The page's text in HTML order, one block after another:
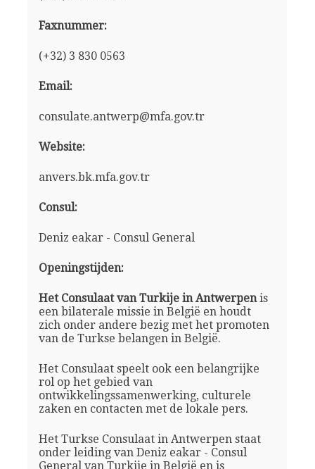
Faxnummer:
(+32) 3 830 0563
Email:
consulate.antwerp@mfa.gov.tr
Website:
anvers.bk.mfa.gov.tr
Consul:
Deniz eakar - Consul General
Openingstijden:
Het Consulaat van Turkije in Antwerpenis
een bilaterale missie in België en houdt
zich onder andere bezig met het promoten
van de Turkse belangen in België.
Het Consulaat speelt ook een belangrijke
rol op het gebied van
ontwikkelingssamenwerking, culturele
zaken en contacten met de lokale pers.
Het Turkse Consulaat in Antwerpen staat
onder leiding van Deniz eakar - Consul
General van Turkije in België en is